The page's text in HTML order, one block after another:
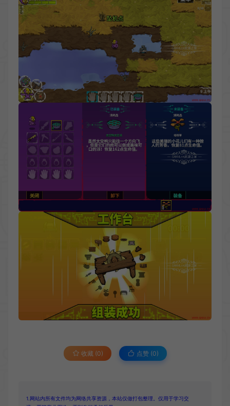
收藏 (0) 点赞 (0)
1.网站内所有文件均为网络共享资源，本站仅做打包整理。仅用于学习交